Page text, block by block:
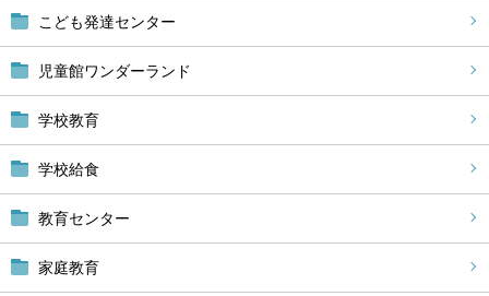
こども発達センター
児童館ワンダーランド
学校教育
学校給食
教育センター
家庭教育